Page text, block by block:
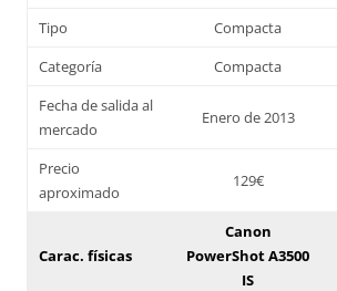
Tipo
Compacta
Categoría
Compacta
Fecha de salida al
mercado
Enero de 2013
Precio
aproximado
129€
Carac. físicas
Canon
PowerShot A3500
IS